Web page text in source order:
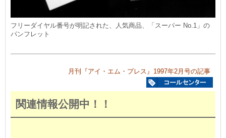
フリーダイヤル番号が明記された、人気商品、「スーパー No.1」の
パンフレット
月刊『アイ・エム・プレス』1997年2月号の記事
関連情報公開中！！